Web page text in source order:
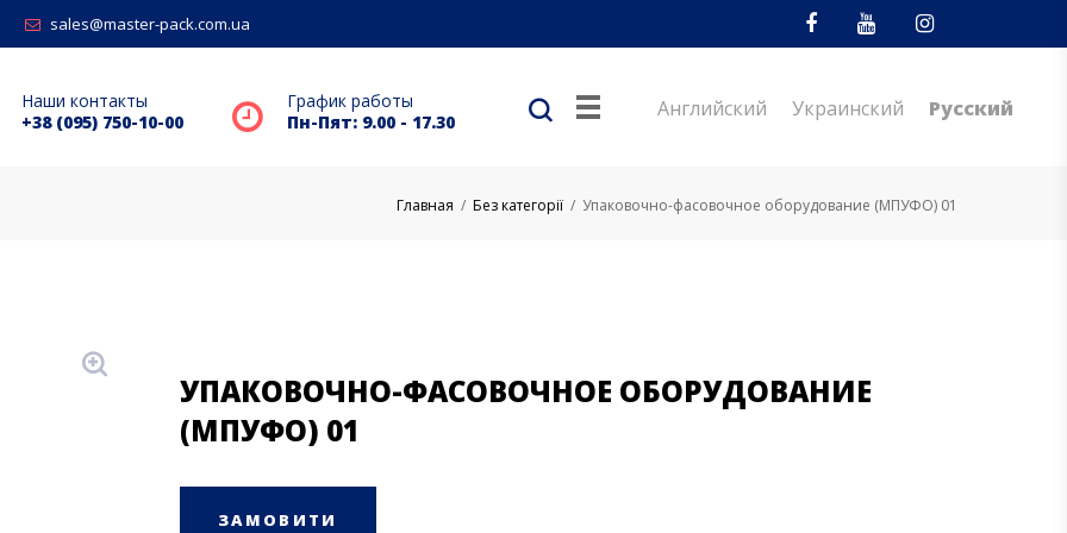
sales@master-pack.com.ua
Наши контакты
+38 (095) 750-10-00
График работы
Пн-Пят: 9.00 - 17.30
Английский Украинский Русский
Главная / Без категорії / Упаковочно-фасовочное оборудование (МПУФО) 01
УПАКОВОЧНО-ФАСОВОЧНОЕ ОБОРУДОВАНИЕ
(МПУФО) 01
ЗАМОВИТИ